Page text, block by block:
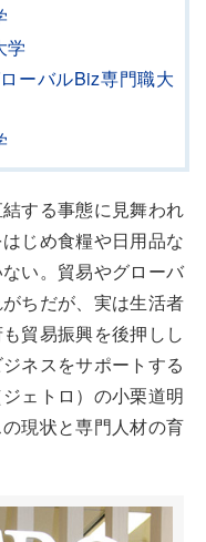
学
ーバルBiz専門職大
する事態に見舞われ
じめ食糧や日用品な
い。貿易やグローバ
ちだが、実は生活者
貿易振興を後押しし
ネスをサポートする
ェトロ）の小栗道明
現状と専門人材の育